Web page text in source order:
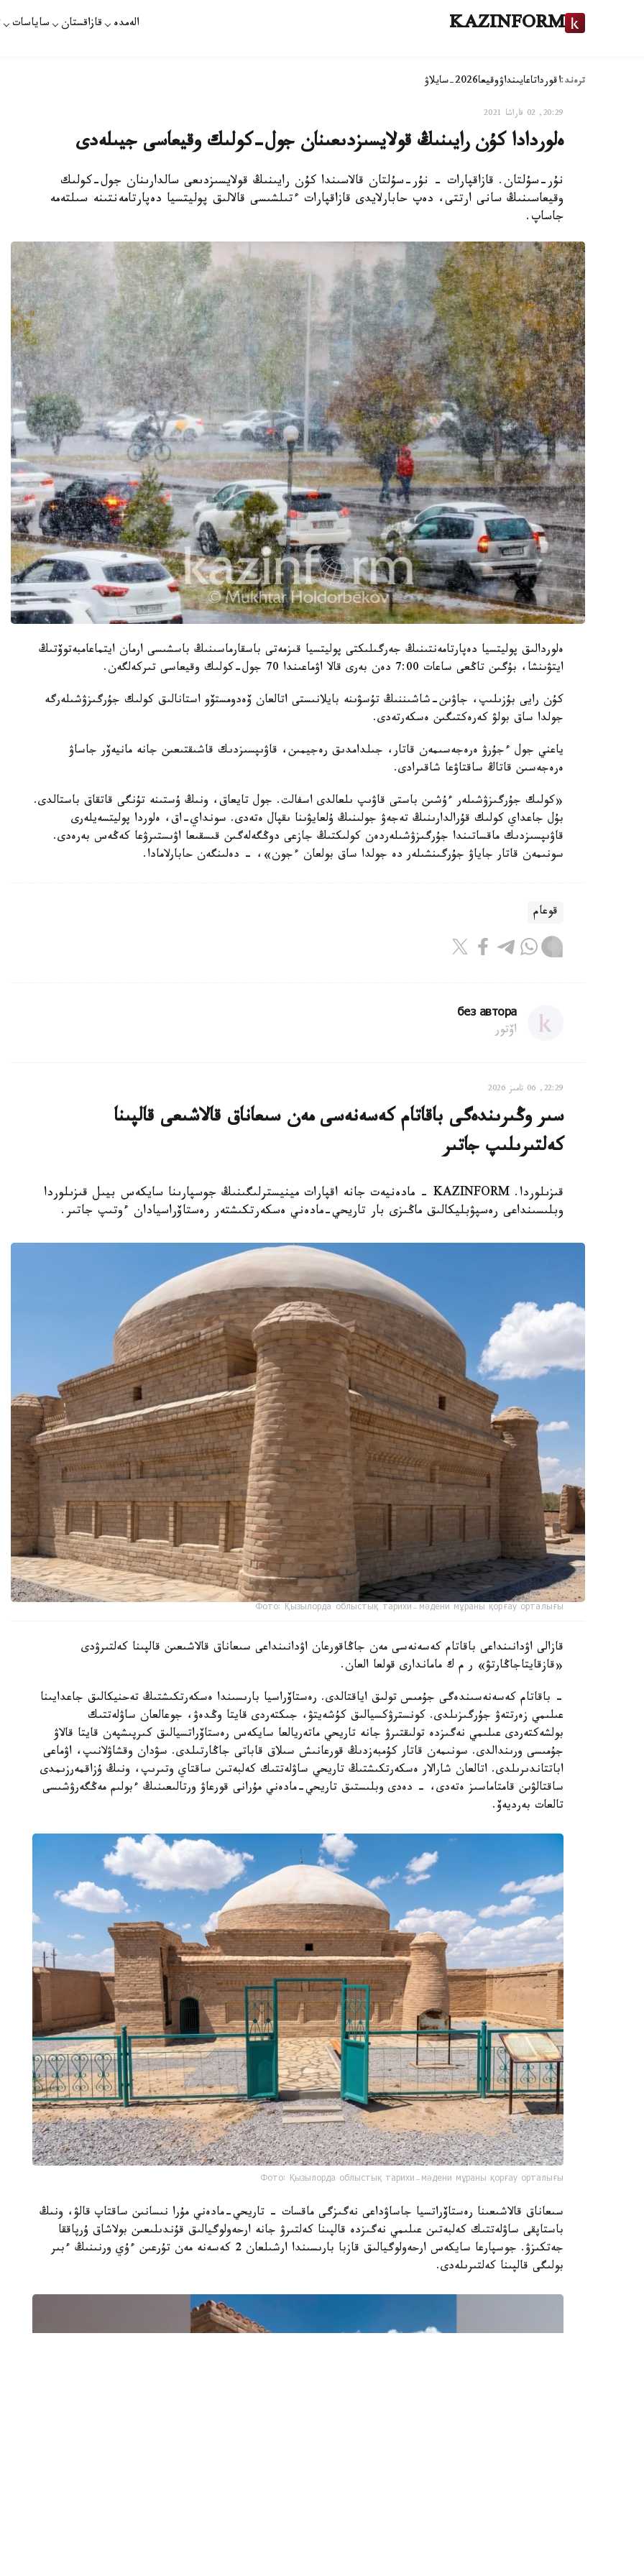
KAZINFORM الەمدە قازاقستان ساياسات
ترەند:اقورداتاعايىنداۋوقيعا2026-سايلاۋ
20:29, 02 قاراشا 2021
ەلوردادا كۇن رايىنىڭ قولايسىزدىعىنان جول-كولىك وقيعاسى جيىلەدى
نۇر-سۇلتان. قازاقپارات - نۇر-سۇلتان قالاسىندا كۇن رايىنىڭ قولايسىزدىعى سالدارىنان جول-كولىك
وقيعاسىنىڭ سانى ارتتى، دەپ حابارلايدى قازاقپارات ءتىلشىسى قالالىق پوليتسيا دەپارتامەنتىنە سىلتەمە
جاساپ.
ەلوردالىق پوليتسيا دەپارتامەنتىنىڭ جەرگىلىكتى پوليتسيا قىزمەتى باسقارماسىنىڭ باسشىسى ارمان ايتماعامبەتوۆتىڭ
ايتۋىنشا، بۇگىن تاڭعى ساعات 7:00 دەن بەرى قالا اۋماعىندا 70 جول-كولىك وقيعاسى تىركەلگەن.
كۇن رايى بۇزىلىپ، جاۋىن-شاشىننىڭ تۇسۋىنە بايلانىستى اتالعان ۆەدومستۆو استانالىق كولىك جۇرگىزۋشىلەرگە
جولدا ساق بولۋ كەرەكتىگىن ەسكەرتەدى.
ياعني جول ءجۇرۋ ەرەجەسىمەن قاتار، جىلدامدىق رەجيمىن، قاۋىپسىزدىك قاشىقتىعىن جانە مانيەۆر جاساۋ
ەرەجەسىن قاتاڭ ساقتاۋعا شاقىرادى.
«كولىك جۇرگىزۋشىلەر ءۇشىن باستى قاۋىپ ىلعالدى اسفالت. جول تايعاق، ونىڭ ۇستىنە تۇنگى قاتقاق باستالدى.
بۇل جاعداي كولىك قۇرالدارىنىڭ تەجەۋ جولىنىڭ ۇلعايۋىنا ىقپال ەتەدى. سونداي-اق، ەلوردا پوليتسەيلەرى
قاۋىپسىزدىك ماقساتىندا جۇرگىزۋشىلەردەن كولىكتىڭ جازعى دوڭگەلەگىن قىسقىعا اۋىستىرۋعا كەڭەس بەرەدى.
سونىمەن قاتار جاياۋ جۇرگىنشىلەر دە جولدا ساق بولعان ءجون»، - دەلىنگەن حابارلامادا.
قوعام
без автора
اۆتور
22:29, 06 تامىز 2026
سىر وڭىرىندەگى باقاتام كەسەنەسى مەن سىعاناق قالاشىعى قالپىنا
كەلتىرىلىپ جاتىر
قىزىلوردا. KAZINFORM - مادەنيەت جانە اقپارات مينيسترلىگىنىڭ جوسپارىنا سايكەس بيىل قىزىلوردا
وبلىسىنداعى رەسپۋبليكالىق ماڭىزى بار تاريحي-مادەني ەسكەرتكىشتەر رەستاۆراسيادان ءوتىپ جاتىر.
Фото: Қызылорда облыстық тарихи-мәдени мұраны қорғау орталығы
قازالى اۋدانىنداعى باقاتام كەسەنەسى مەن جاڭاقورعان اۋدانىنداعى سىعاناق قالاشىعىن قالپىنا كەلتىرۋدى
«قازقايتاجاڭارتۋ» ر م ك ماماندارى قولعا العان.
- باقاتام كەسەنەسىندەگى جۇمىس تولىق اياقتالدى. رەستاۆراسيا بارىسىندا ەسكەرتكىشتىڭ تەحنيكالىق جاعدايىنا
عىلىمي زەرتتەۋ جۇرگىزىلدى. كونسترۋكسيالىق كۇشەيتۋ، جىكتەردى قايتا وڭدەۋ، جوعالعان ساۋلەتتىك
بولشەكتەردى عىلىمي نەگىزدە تولىقتىرۋ جانە تاريحي ماتەريالعا سايكەس رەستاۆراتسيالىق كىرپىشپەن قايتا قالاۋ
جۇمىسى ورىندالدى. سونىمەن قاتار كۇمبەزدىڭ قورعانىش سىلاق قاباتى جاڭارتىلدى. سۋدان وقشاۋلانىپ، اۋماعى
اباتتاندىرىلدى. اتالعان شارالار ەسكەرتكىشتىڭ تاريحي ساۋلەتتىك كەلبەتىن ساقتاي وتىرىپ، ونىڭ ۇزاقمەرزىمدى
ساقتالۋىن قامتاماسىز ەتەدى، - دەدى وبلىستىق تاريحي-مادەني مۇرانى قورعاۋ ورتالىعىنىڭ ءبولىم مەڭگەرۋشىسى
تالعات بەرديەۆ.
Фото: Қызылорда облыстық тарихи-мәдени мұраны қорғау орталығы
سىعاناق قالاشىعىنا رەستاۆراتسيا جاساۋداعى نەگىزگى ماقسات - تاريحي-مادەني مۇرا نىسانىن ساقتاپ قالۋ، ونىڭ
باستاپقى ساۋلەتتىك كەلبەتىن عىلىمي نەگىزدە قالپىنا كەلتىرۋ جانە ارحەولوگيالىق قۇندىلىعىن بولاشاق ۇرپاققا
جەتكىزۋ. جوسپارعا سايكەس ارحەولوگيالىق قازبا بارىسىندا ارشىلعان 2 كەسەنە مەن تۇرعىن ءۇي ورنىنىڭ ءبىر
بولىگى قالپىنا كەلتىرىلەدى.